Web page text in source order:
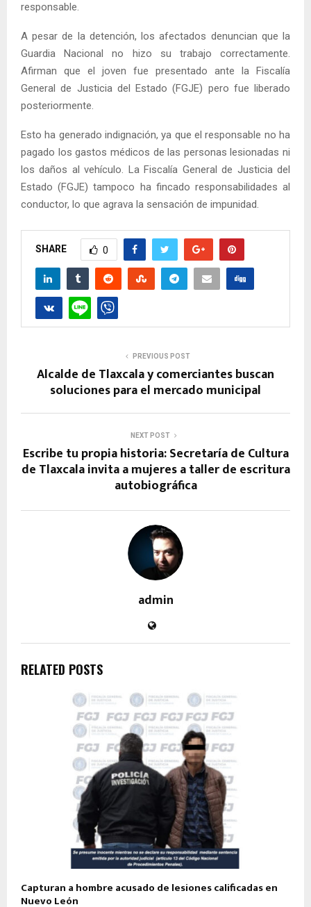
responsable.
A pesar de la detención, los afectados denuncian que la
Guardia Nacional no hizo su trabajo correctamente.
Afirman que el joven fue presentado ante la Fiscalía
General de Justicia del Estado (FGJE) pero fue liberado
posteriormente.
Esto ha generado indignación, ya que el responsable no ha
pagado los gastos médicos de las personas lesionadas ni
los daños al vehículo. La Fiscalía General de Justicia del
Estado (FGJE) tampoco ha fincado responsabilidades al
conductor, lo que agrava la sensación de impunidad.
SHARE 0
PREVIOUS POST
Alcalde de Tlaxcala y comerciantes buscan
soluciones para el mercado municipal
NEXT POST
Escribe tu propia historia: Secretaría de Cultura
de Tlaxcala invita a mujeres a taller de escritura
autobiográfica
admin
RELATED POSTS
Capturan a hombre acusado de lesiones calificadas en
Nuevo León